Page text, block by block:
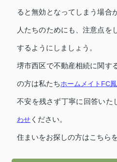
ると無効となってしまう場合
人たちのためにも、注意点を
するようにしましょう。
堺市西区で不動産相続に関す
の方は私たちホームメイトFC
不安を残さず丁寧に回答いた
わせ ください。
住まいをお探しの方はこちら